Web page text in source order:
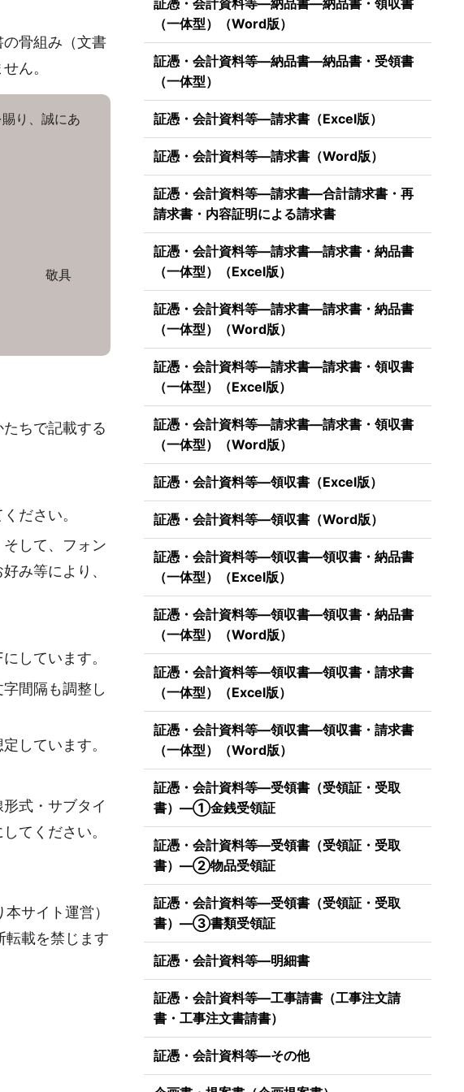
骨組み（文書
ん。
り、誠にあ
敬具
ちで記載する
ださい。
して、フォン
み等により、
しています。
間隔も調整し
しています。
式・サブタイ
てください。
本サイト運営）
転載を禁じます
証憑・会計資料等―納品書―納品書・領収書
（一体型）（Word版）
証憑・会計資料等―納品書―納品書・受領書
（一体型）
証憑・会計資料等―請求書（Excel版）
証憑・会計資料等―請求書（Word版）
証憑・会計資料等―請求書―合計請求書・再
請求書・内容証明による請求書
証憑・会計資料等―請求書―請求書・納品書
（一体型）（Excel版）
証憑・会計資料等―請求書―請求書・納品書
（一体型）（Word版）
証憑・会計資料等―請求書―請求書・領収書
（一体型）（Excel版）
証憑・会計資料等―請求書―請求書・領収書
（一体型）（Word版）
証憑・会計資料等―領収書（Excel版）
証憑・会計資料等―領収書（Word版）
証憑・会計資料等―領収書―領収書・納品書
（一体型）（Excel版）
証憑・会計資料等―領収書―領収書・納品書
（一体型）（Word版）
証憑・会計資料等―領収書―領収書・請求書
（一体型）（Excel版）
証憑・会計資料等―領収書―領収書・請求書
（一体型）（Word版）
証憑・会計資料等―受領書（受領証・受取
書）―①金銭受領証
証憑・会計資料等―受領書（受領証・受取
書）―②物品受領証
証憑・会計資料等―受領書（受領証・受取
書）―③書類受領証
証憑・会計資料等―明細書
証憑・会計資料等―工事請書（工事注文請
書・工事注文書請書）
証憑・会計資料等―その他